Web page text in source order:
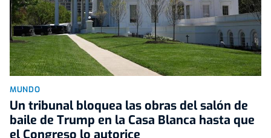
MUNDO
Un tribunal bloquea las obras del salón de
baile de Trump en la Casa Blanca hasta que
el Congreso lo autorice